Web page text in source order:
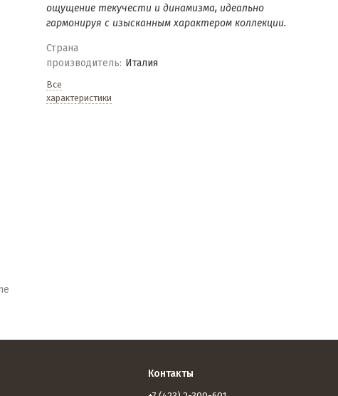
ощущение текучести и динамизма, идеально
гармонируя с изысканным характером коллекции.
Страна
производитель: Италия
Все
характеристики
Контакты